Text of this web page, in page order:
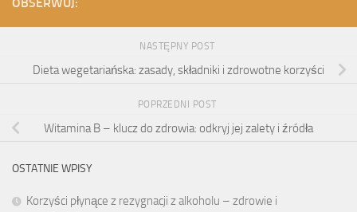
NASTĘPNY POST
Dieta wegetariańska: zasady, składniki i zdrowotne korzyści
POPRZEDNI POST
Witamina B – klucz do zdrowia: odkryj jej zalety i źródła
OSTATNIE WPISY
Korzyści płynące z rezygnacji z alkoholu – zdrowie i